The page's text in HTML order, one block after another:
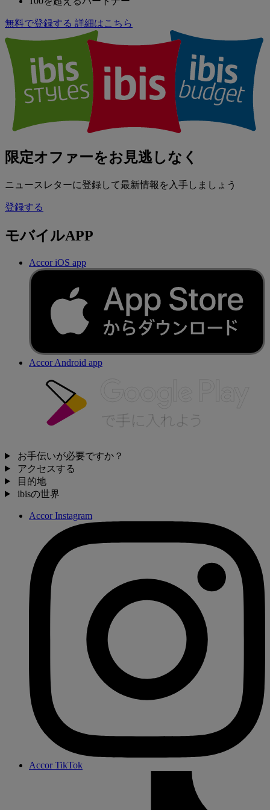
無料で登録する 詳細はこちら
限定オファーをお見逃しなく
ニュースレターに登録して最新情報を入手しましょう
登録する
モバイルAPP
Accor iOS app
Accor Android app
お手伝いが必要ですか？
アクセスする
目的地
ibisの世界
Accor Instagram
Accor TikTok